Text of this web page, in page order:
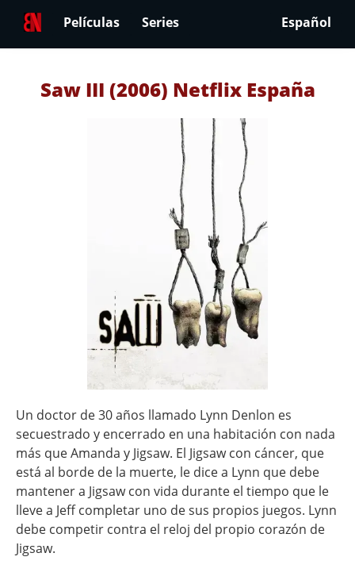
Películas Series Español
Saw III (2006) Netflix España
Un doctor de 30 años llamado Lynn Denlon es
secuestrado y encerrado en una habitación con nada
más que Amanda y Jigsaw. El Jigsaw con cáncer, que
está al borde de la muerte, le dice a Lynn que debe
mantener a Jigsaw con vida durante el tiempo que le
lleve a Jeff completar uno de sus propios juegos. Lynn
debe competir contra el reloj del propio corazón de
Jigsaw.